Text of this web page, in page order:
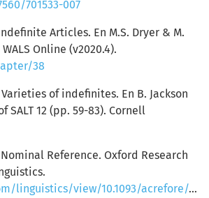
701533-007
Articles. En M.S. Dryer & M.
Online (v2020.4).
38
Varieties of indefinites. En B. Jackson
SALT 12 (pp. 59-83). Cornell
Nominal Reference. Oxford Research
linguistics/view/10.1093/acrefore/